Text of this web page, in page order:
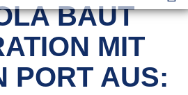
BAUT
MIT
PORT AUS: